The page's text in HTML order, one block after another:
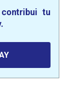
tu